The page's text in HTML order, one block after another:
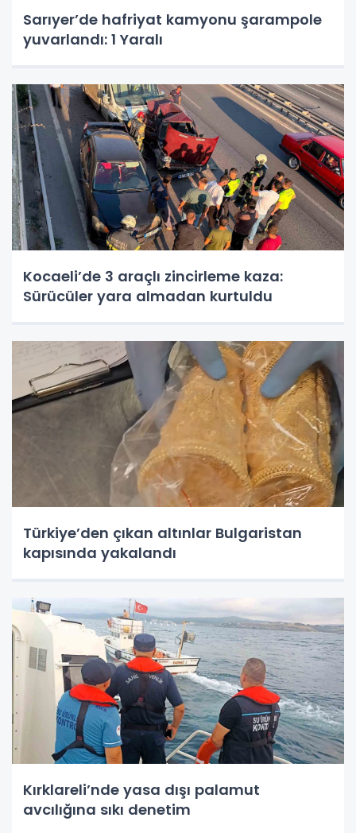
Sarıyer’de hafriyat kamyonu şarampole
yuvarlandı: 1 Yaralı
Kocaeli’de 3 araçlı zincirleme kaza:
Sürücüler yara almadan kurtuldu
Türkiye’den çıkan altınlar Bulgaristan
kapısında yakalandı
Kırklareli’nde yasa dışı palamut
avcılığına sıkı denetim